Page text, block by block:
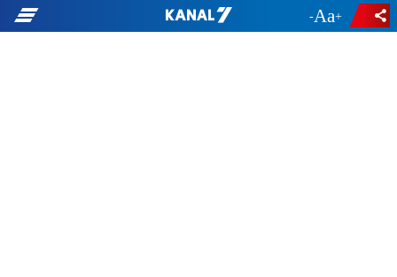
- +